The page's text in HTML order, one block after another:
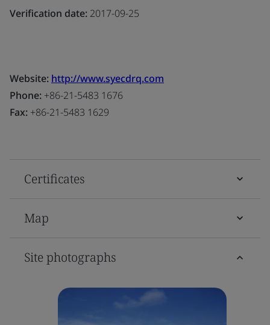
Verification date: 2017-09-25
Website: http://www.syecdrq.com
Phone: +86-21-5483 1676
Fax: +86-21-5483 1629
Certificates
Map
Site photographs